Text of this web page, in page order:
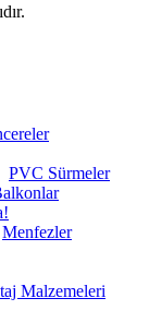
PVC Sürmeler
Menfezler
Malzemeleri